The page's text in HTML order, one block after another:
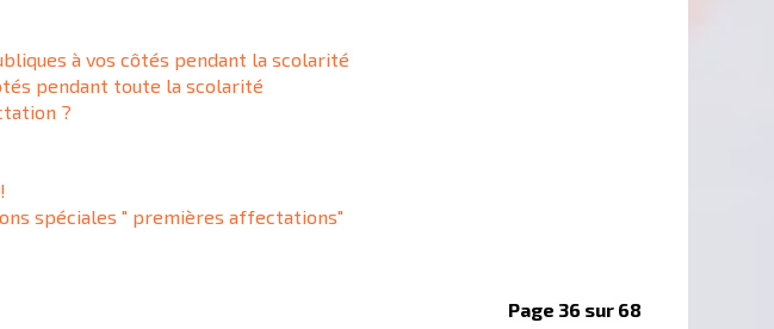
à vos côtés pendant la scolarité
pendant toute la scolarité
?
spéciales " premières affectations"
Page 36 sur 68